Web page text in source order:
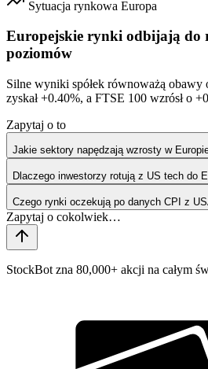
Sytuacja rynkowa Europa
Europejskie rynki odbijają do
poziomów
Silne wyniki spółek równoważą
zyskał+0.40%, a FTSE 100 wzrósł o
Zapytaj o to
Jakie sektory napędzają wzrosty w
Dlaczego inwestorzy rotują z US tech do
Czego rynki oczekują po danych CPI z
StockBot zna 80,000+ akcji na całym